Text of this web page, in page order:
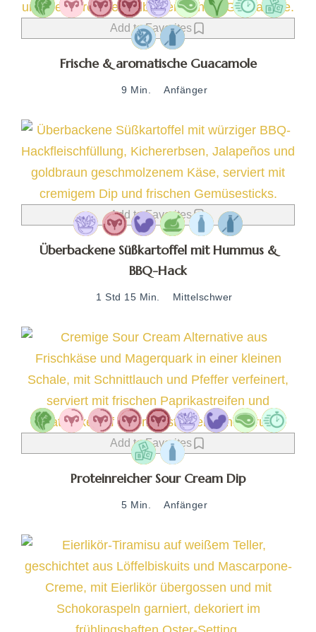
Add to Favorites
Frische & aromatische Guacamole
9 Min. Anfänger
Add to Favorites
Überbackene Süßkartoffel mit Hummus &
BBQ-Hack
1 Std 15 Min. Mittelschwer
Add to Favorites
Proteinreicher Sour Cream Dip
5 Min. Anfänger